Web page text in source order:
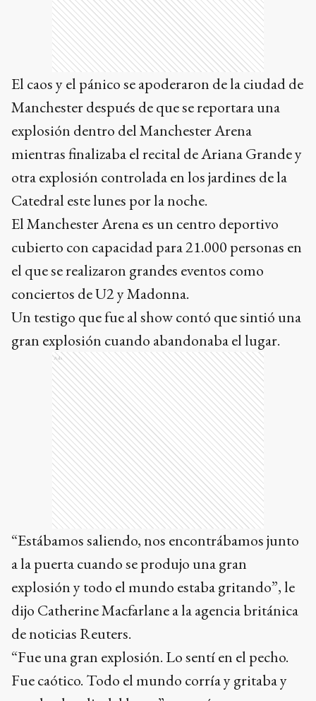
El caos y el pánico se apoderaron de la ciudad de
Manchester después de que se reportara una
explosión dentro del Manchester Arena
mientras finalizaba el recital de Ariana Grande y
otra explosión controlada en los jardines de la
Catedral este lunes por la noche.
El Manchester Arena es un centro deportivo
cubierto con capacidad para 21.000 personas en
el que se realizaron grandes eventos como
conciertos de U2 y Madonna.
Un testigo que fue al show contó que sintió una
gran explosión cuando abandonaba el lugar.
Ads
“Estábamos saliendo, nos encontrábamos junto
a la puerta cuando se produjo una gran
explosión y todo el mundo estaba gritando”, le
dijo Catherine Macfarlane a la agencia británica
de noticias Reuters.
“Fue una gran explosión. Lo sentí en el pecho.
Fue caótico. Todo el mundo corría y gritaba y